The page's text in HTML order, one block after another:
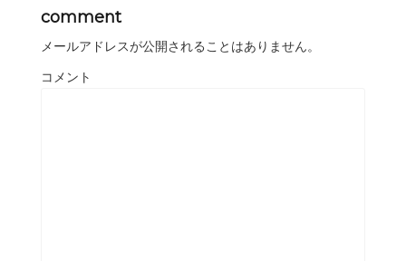
comment
メールアドレスが公開されることはありません。
コメント